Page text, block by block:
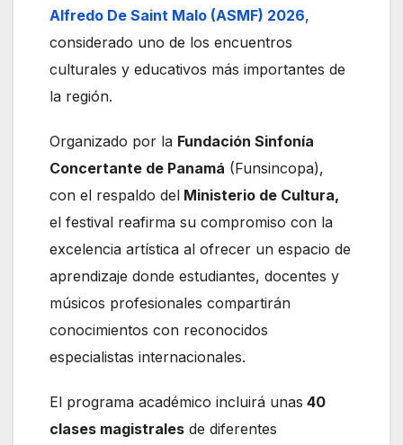
Alfredo De Saint Malo (ASMF) 2026,
considerado uno de los encuentros
culturales y educativos más importantes de
la región.
Organizado por la Fundación Sinfonía
Concertante de Panamá (Funsincopa),
con el respaldo del Ministerio de Cultura,
el festival reafirma su compromiso con la
excelencia artística al ofrecer un espacio de
aprendizaje donde estudiantes, docentes y
músicos profesionales compartirán
conocimientos con reconocidos
especialistas internacionales.
El programa académico incluirá unas 40
clases magistrales de diferentes